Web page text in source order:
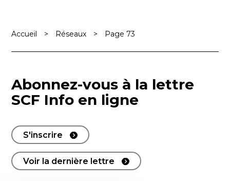
Accueil > Réseaux > Page 73
Abonnez-vous à la lettre
SCF Info en ligne
S'inscrire
Voir la dernière lettre